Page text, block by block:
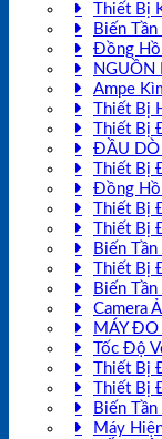
Thiết Bị
Biến Tần
Đồng Hồ
NGUỒN
Ampe
Thiết Bị
Thiết Bị
ĐẦU DÒ
Thiết Bị
Đồng Hồ
Thiết Bị
Thiết Bị
Biến Tần
Thiết
Biến Tần
Camera
MÁY ĐO
Tốc Độ
Thiết Bị
Thiết Bị
Biến Tần
Máy